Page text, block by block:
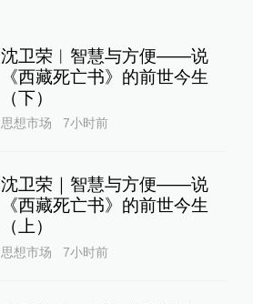
沈卫荣︱智慧与方便——说
《西藏死亡书》的前世今生
（下）
思想市场 7小时前
沈卫荣｜智慧与方便——说
《西藏死亡书》的前世今生
（上）
思想市场 7小时前